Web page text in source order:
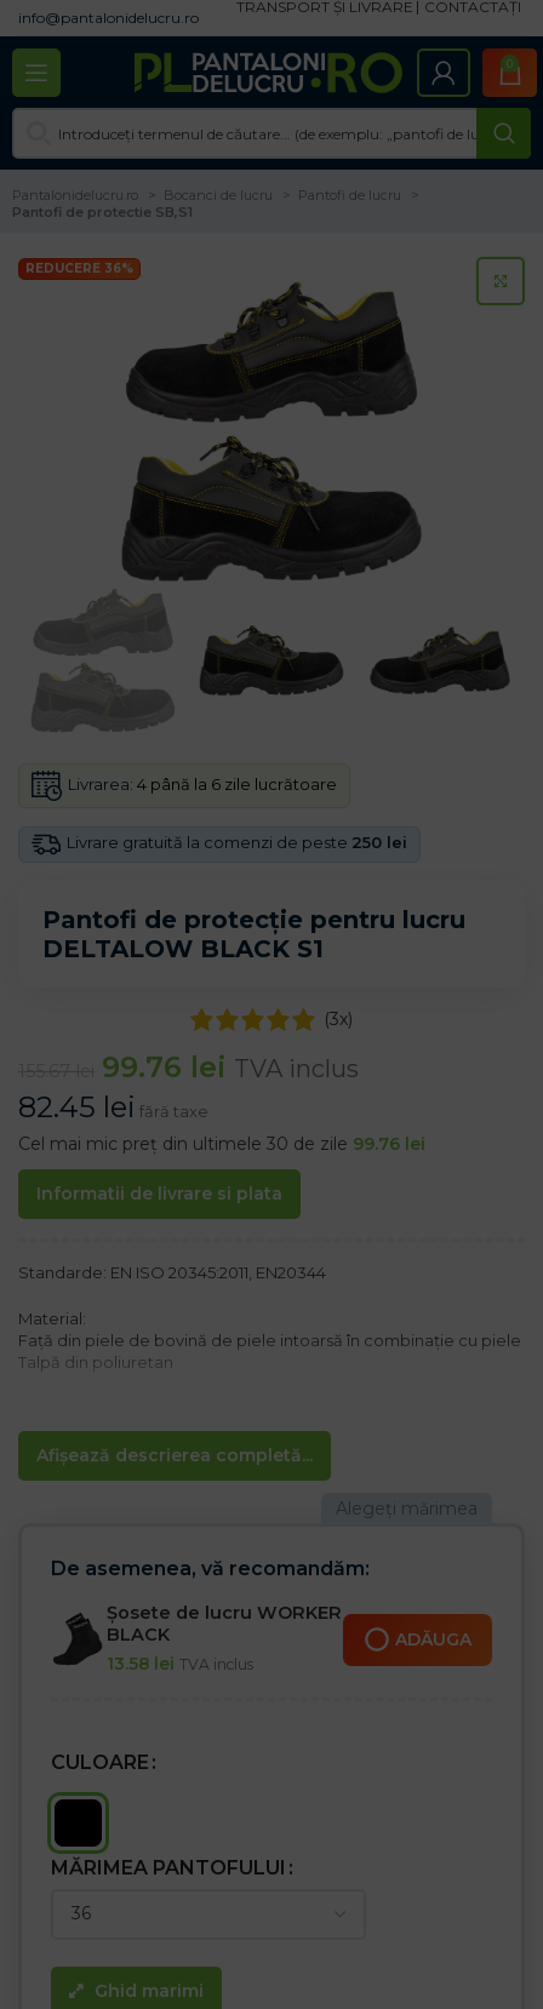
info@pantalonidelucru.ro
TRANSPORT ȘI LIVRARE CONTACTAȚI
0
Pantalonidelucru.ro Bocanci de lucru
Pantofi de lucru
Pantofi de protectie SB,S1
REDUCERE 36%
Pantofi de protecție pentru lucru
DELTALOW BLACK S1
Livrare gratuită la comenzi de peste 250 lei
Livrarea: 4 până la 6 zile lucrătoare
(3x)
99.76 lei TVA inclus
82.45 lei fără taxe
Cel mai mic preț din ultimele 30 de zile 99.76 lei
Informatii de livrare si plata
Afișează descrierea completă...
Standarde: EN ISO 20345:2011, EN20344
Material:
Față din piele de bovină de piele intoarsă în combinație cu piele
Talpă din poliuretan
– talpă antiderapantă
– Rezistent la uleiuri și benzină
– Antistatic
– Căptușeală Cambrelle care absoarbe bine transpirația
– Vârf de oțel 200 J / 15 kN
– Categoria S1 SRC
De asemenea, vă recomandăm:
Șosete de lucru WORKER
BLACK
13.58 lei TVA inclus
ADĂUGA
CULOARE
MĂRIMEA PANTOFULUI
Ghid marimi